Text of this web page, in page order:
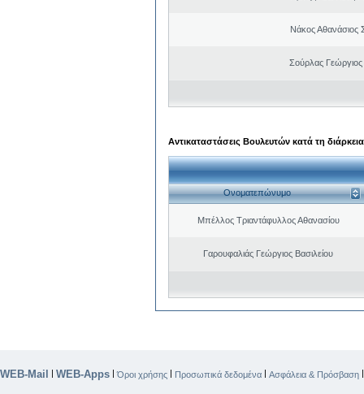
Νάκος Αθανάσιος
Σούρλας
Αντικαταστάσεις Βουλευτών κατά τη
Ονοματεπώνυμο
Μπέλλος Τριαντάφυλλος Αθανασίου
Γαρουφαλιάς Γεώργιος Βασιλείου
WEB-Mail | WEB-Apps |Όροι χρήσης | Προσωπικά δεδομένα | Ασφάλεια & Πρόσβαση